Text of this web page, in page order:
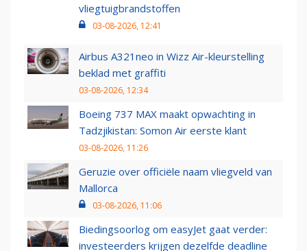
vliegtuigbrandstoffen
03-08-2026, 12:41
Airbus A321neo in Wizz Air-kleurstelling
beklad met graffiti
03-08-2026, 12:34
Boeing 737 MAX maakt opwachting in
Tadzjikistan: Somon Air eerste klant
03-08-2026, 11:26
Geruzie over officiële naam vliegveld van
Mallorca
03-08-2026, 11:06
Biedingsoorlog om easyJet gaat verder:
investeerders krijgen dezelfde deadline